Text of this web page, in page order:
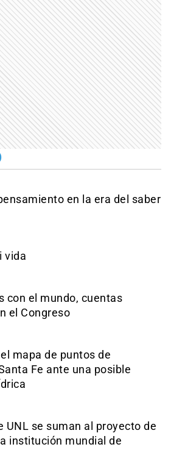
en la era del saber
vida
con el mundo, cuentas
el Congreso
mapa de puntos de
Fe ante una posible
UNL se suman al proyecto de
institución mundial de